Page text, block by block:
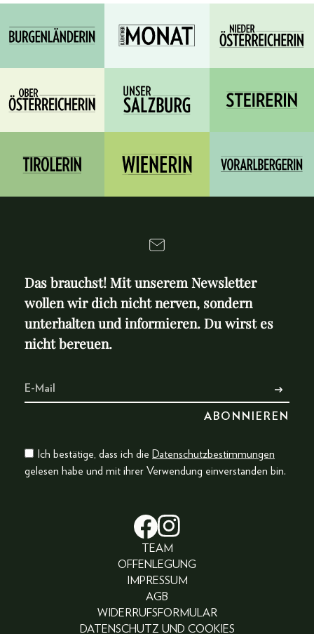
Das brauchst! Mit unserem Newsletter
wollen wir dich nicht nerven, sondern
unterhalten und informieren. Du wirst es
nicht bereuen.
Ich bestätige, dass ich die Datenschutzbestimmungen
gelesen habe und mit ihrer Verwendung einverstanden bin.
TEAM
OFFENLEGUNG
IMPRESSUM
AGB
WIDERRUFSFORMULAR
DATENSCHUTZ UND COOKIES